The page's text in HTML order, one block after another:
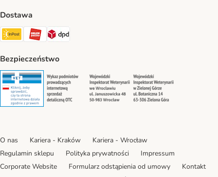
Dostawa
Paczkomat® Shipping Method
ORLEN Paczka Shipping Method
DPD Shipping Method
Bezpieczeństwo
Security Security Security
O nas Kariera - Kraków
Kariera - Wrocław
Regulamin sklepu
Polityka prywatności
Impressum
Corporate Website
Formularz odstąpienia od umowy
Kontakt